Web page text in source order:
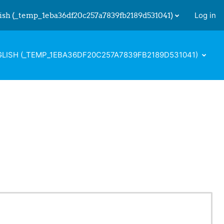
input
‎(_temp_1eba36df20c257a7839fb2189d531041)‎ Log in
‎(_TEMP_1EBA36DF20C257A7839FB2189D531041)‎